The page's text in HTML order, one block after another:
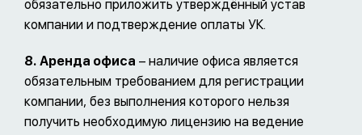
обязательно приложить утверждённый устав
компании и подтверждение оплаты УК.
8. Аренда офиса – наличие офиса является
обязательным требованием для регистрации
компании, без выполнения которого нельзя
получить необходимую лицензию на ведение